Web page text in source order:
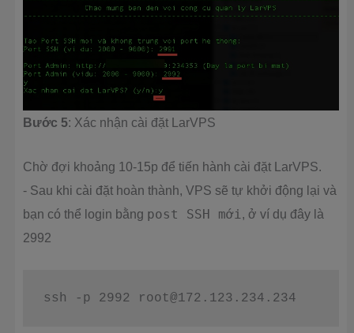
Bước 5: Xác nhận cài đặt LarVPS
Chờ đợi khoảng 10-15p để tiến hành cài đặt LarVPS.
⁃ Sau khi cài đặt hoàn thành, VPS sẽ tự khởi động lại và
bạn có thể login bằng post SSH mới, ở ví dụ đây là
2992
ssh -p 2992 root@172.123.234.234